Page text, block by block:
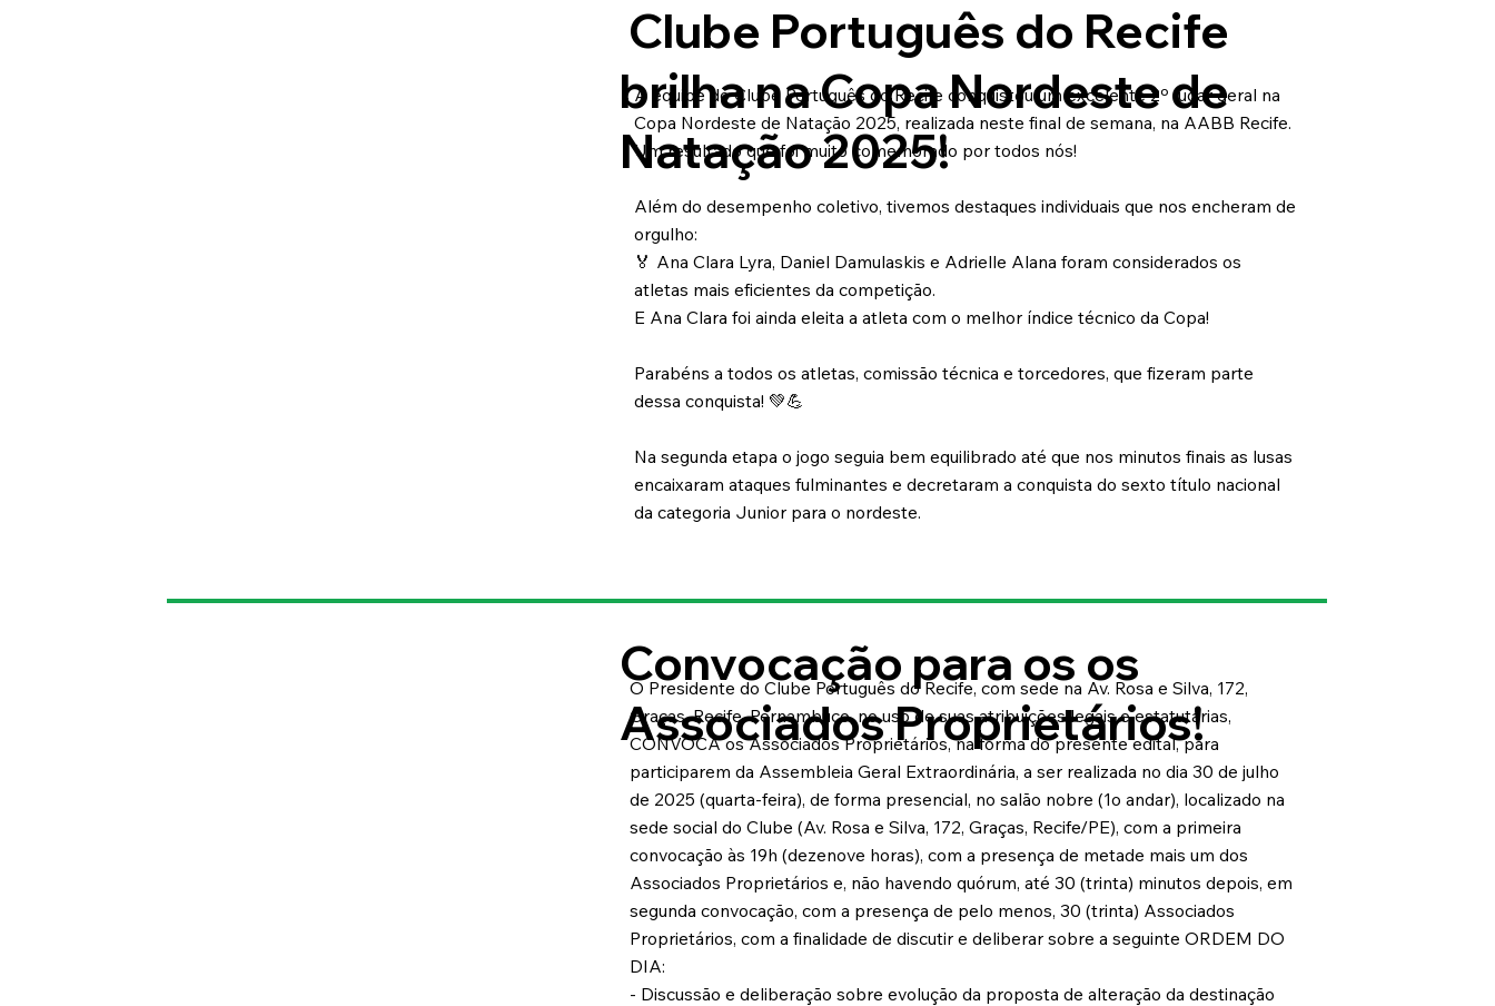
Clube Português do Recife
brilha na Copa Nordeste de
Natação 2025!
A equipe do Clube Português do Recife conquistou um excelente 2º lugar geral na
Copa Nordeste de Natação 2025, realizada neste final de semana, na AABB Recife.
Um resultado que foi muito comemorado por todos nós!
Além do desempenho coletivo, tivemos destaques individuais que nos encheram de
orgulho:
🏅 Ana Clara Lyra, Daniel Damulaskis e Adrielle Alana foram considerados os
atletas mais eficientes da competição.
E Ana Clara foi ainda eleita a atleta com o melhor índice técnico da Copa!
Parabéns a todos os atletas, comissão técnica e torcedores, que fizeram parte
dessa conquista! 💚💪
Na segunda etapa o jogo seguia bem equilibrado até que nos minutos finais as lusas
encaixaram ataques fulminantes e decretaram a conquista do sexto título nacional
da categoria Junior para o nordeste.
Convocação para os os
Associados Proprietários!
O Presidente do Clube Português do Recife, com sede na Av. Rosa e Silva, 172,
Graças, Recife, Pernambuco, no uso de suas atribuições legais e estatutárias,
CONVOCA os Associados Proprietários, na forma do presente edital, para
participarem da Assembleia Geral Extraordinária, a ser realizada no dia 30 de julho
de 2025 (quarta-feira), de forma presencial, no salão nobre (1o andar), localizado na
sede social do Clube (Av. Rosa e Silva, 172, Graças, Recife/PE), com a primeira
convocação às 19h (dezenove horas), com a presença de metade mais um dos
Associados Proprietários e, não havendo quórum, até 30 (trinta) minutos depois, em
segunda convocação, com a presença de pelo menos, 30 (trinta) Associados
Proprietários, com a finalidade de discutir e deliberar sobre a seguinte ORDEM DO
DIA:
- Discussão e deliberação sobre evolução da proposta de alteração da destinação